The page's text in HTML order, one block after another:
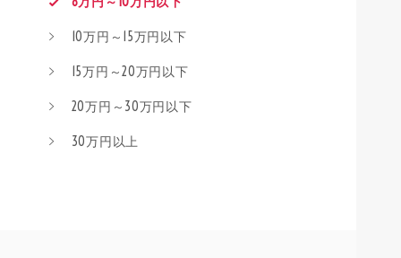
10万円～15万円以下
15万円～20万円以下
20万円～30万円以下
30万円以上